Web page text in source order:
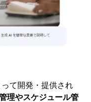
て開発・提供され
理やスケジュール管